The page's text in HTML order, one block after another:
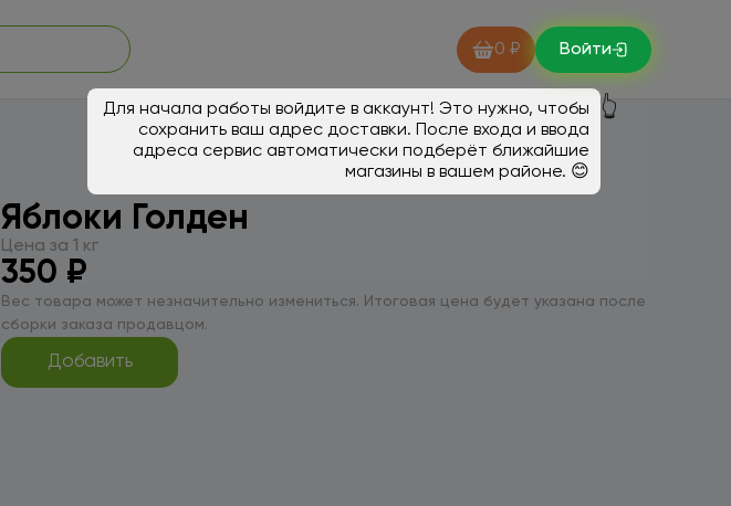
0 ₽ Войти
Для начала работы войдите в аккаунт! Это нужно, чтобы
сохранить ваш адрес доставки. После входа и ввода
адреса сервис автоматически подберёт ближайшие
магазины в вашем районе. 😊
👆
Яблоки Голден
Цена за 1 кг
350 ₽
Вес товара может незначительно измениться. Итоговая цена будет указана после
сборки заказа продавцом.
Добавить